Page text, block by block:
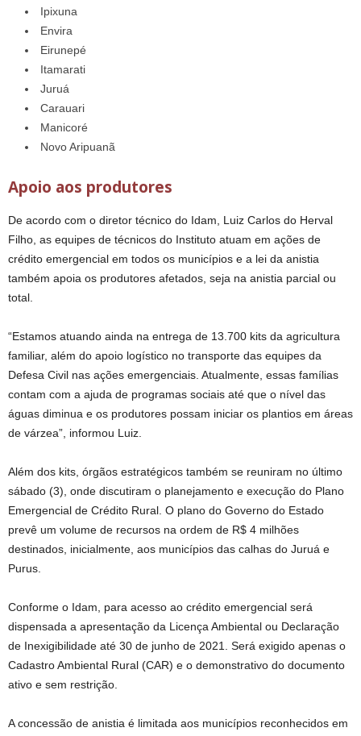
Ipixuna
Envira
Eirunepé
Itamarati
Juruá
Carauari
Manicoré
Novo Aripuanã
Apoio aos produtores
De acordo com o diretor técnico do Idam, Luiz Carlos do Herval
Filho, as equipes de técnicos do Instituto atuam em ações de
crédito emergencial em todos os municípios e a lei da anistia
também apoia os produtores afetados, seja na anistia parcial ou
total.
“Estamos atuando ainda na entrega de 13.700 kits da agricultura
familiar, além do apoio logístico no transporte das equipes da
Defesa Civil nas ações emergenciais. Atualmente, essas famílias
contam com a ajuda de programas sociais até que o nível das
águas diminua e os produtores possam iniciar os plantios em áreas
de várzea”, informou Luiz.
Além dos kits, órgãos estratégicos também se reuniram no último
sábado (3), onde discutiram o planejamento e execução do Plano
Emergencial de Crédito Rural. O plano do Governo do Estado
prevê um volume de recursos na ordem de R$ 4 milhões
destinados, inicialmente, aos municípios das calhas do Juruá e
Purus.
Conforme o Idam, para acesso ao crédito emergencial será
dispensada a apresentação da Licença Ambiental ou Declaração
de Inexigibilidade até 30 de junho de 2021. Será exigido apenas o
Cadastro Ambiental Rural (CAR) e o demonstrativo do documento
ativo e sem restrição.
A concessão de anistia é limitada aos municípios reconhecidos em